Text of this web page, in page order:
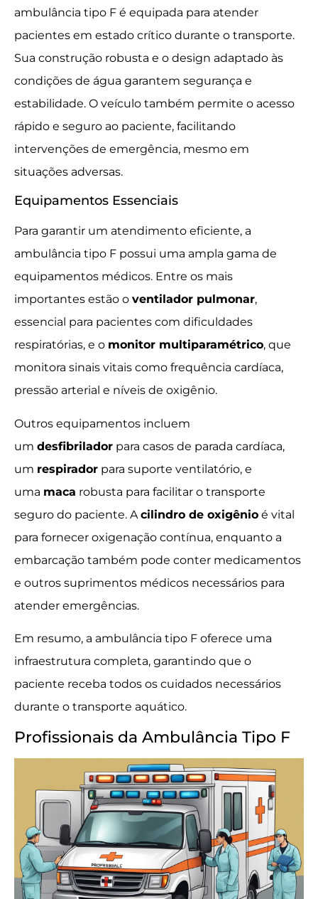
ambulância tipo F é equipada para atender
pacientes em estado crítico durante o transporte.
Sua construção robusta e o design adaptado às
condições de água garantem segurança e
estabilidade. O veículo também permite o acesso
rápido e seguro ao paciente, facilitando
intervenções de emergência, mesmo em
situações adversas.
Equipamentos Essenciais
Para garantir um atendimento eficiente, a
ambulância tipo F possui uma ampla gama de
equipamentos médicos. Entre os mais
importantes estão o ventilador pulmonar,
essencial para pacientes com dificuldades
respiratórias, e o monitor multiparamétrico, que
monitora sinais vitais como frequência cardíaca,
pressão arterial e níveis de oxigênio.
Outros equipamentos incluem
um desfibrilador para casos de parada cardíaca,
um respirador para suporte ventilatório, e
uma maca robusta para facilitar o transporte
seguro do paciente. A cilindro de oxigênio é vital
para fornecer oxigenação contínua, enquanto a
embarcação também pode conter medicamentos
e outros suprimentos médicos necessários para
atender emergências.
Em resumo, a ambulância tipo F oferece uma
infraestrutura completa, garantindo que o
paciente receba todos os cuidados necessários
durante o transporte aquático.
Profissionais da Ambulância Tipo F